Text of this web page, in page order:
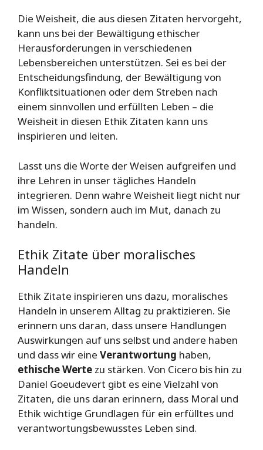
Die Weisheit, die aus diesen Zitaten hervorgeht,
kann uns bei der Bewältigung ethischer
Herausforderungen in verschiedenen
Lebensbereichen unterstützen. Sei es bei der
Entscheidungsfindung, der Bewältigung von
Konfliktsituationen oder dem Streben nach
einem sinnvollen und erfüllten Leben – die
Weisheit in diesen Ethik Zitaten kann uns
inspirieren und leiten.
Lasst uns die Worte der Weisen aufgreifen und
ihre Lehren in unser tägliches Handeln
integrieren. Denn wahre Weisheit liegt nicht nur
im Wissen, sondern auch im Mut, danach zu
handeln.
Ethik Zitate über moralisches
Handeln
Ethik Zitate inspirieren uns dazu, moralisches
Handeln in unserem Alltag zu praktizieren. Sie
erinnern uns daran, dass unsere Handlungen
Auswirkungen auf uns selbst und andere haben
und dass wir eine Verantwortung haben,
ethische Werte zu stärken. Von Cicero bis hin zu
Daniel Goeudevert gibt es eine Vielzahl von
Zitaten, die uns daran erinnern, dass Moral und
Ethik wichtige Grundlagen für ein erfülltes und
verantwortungsbewusstes Leben sind.